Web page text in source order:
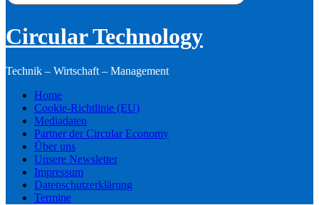
Circular Technology
Technik – Wirtschaft – Management
Home
Cookie-Richtlinie (EU)
Mediadaten
Partner der Circular Economy
Über uns
Unsere Newsletter
Impressum
Datenschutzerklärung
Termine